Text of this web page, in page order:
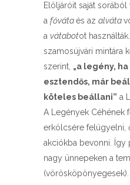
Elöljáróit saját sorából
a fővátaés az alváta
a vátabotot
szamosújvári mintára
szerint, „a legény,
esztendős, már
köteles beállani” a
A Legények Céhének
erkölcsére felügyelni,
akciókba bevonni. Így
nagy ünnepeken a
(vörösköpönyegesek).